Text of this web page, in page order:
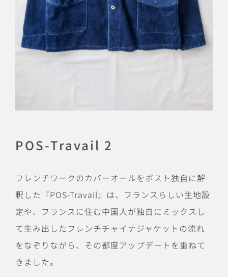
POS-Travail 2
フレンチワークのカバーオールをポスト独自に解
釈した『POS-Travail』は、フランスらしい生地設
定や、フランスに住む中国人が独自にミックスし
て生み出したフレンチチャイナジャケットの流れ
をなぞりながら、その都度アップデートを重ねて
きました。